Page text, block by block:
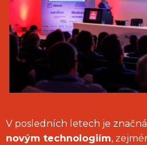
V posledních letech je
novým technologiím,